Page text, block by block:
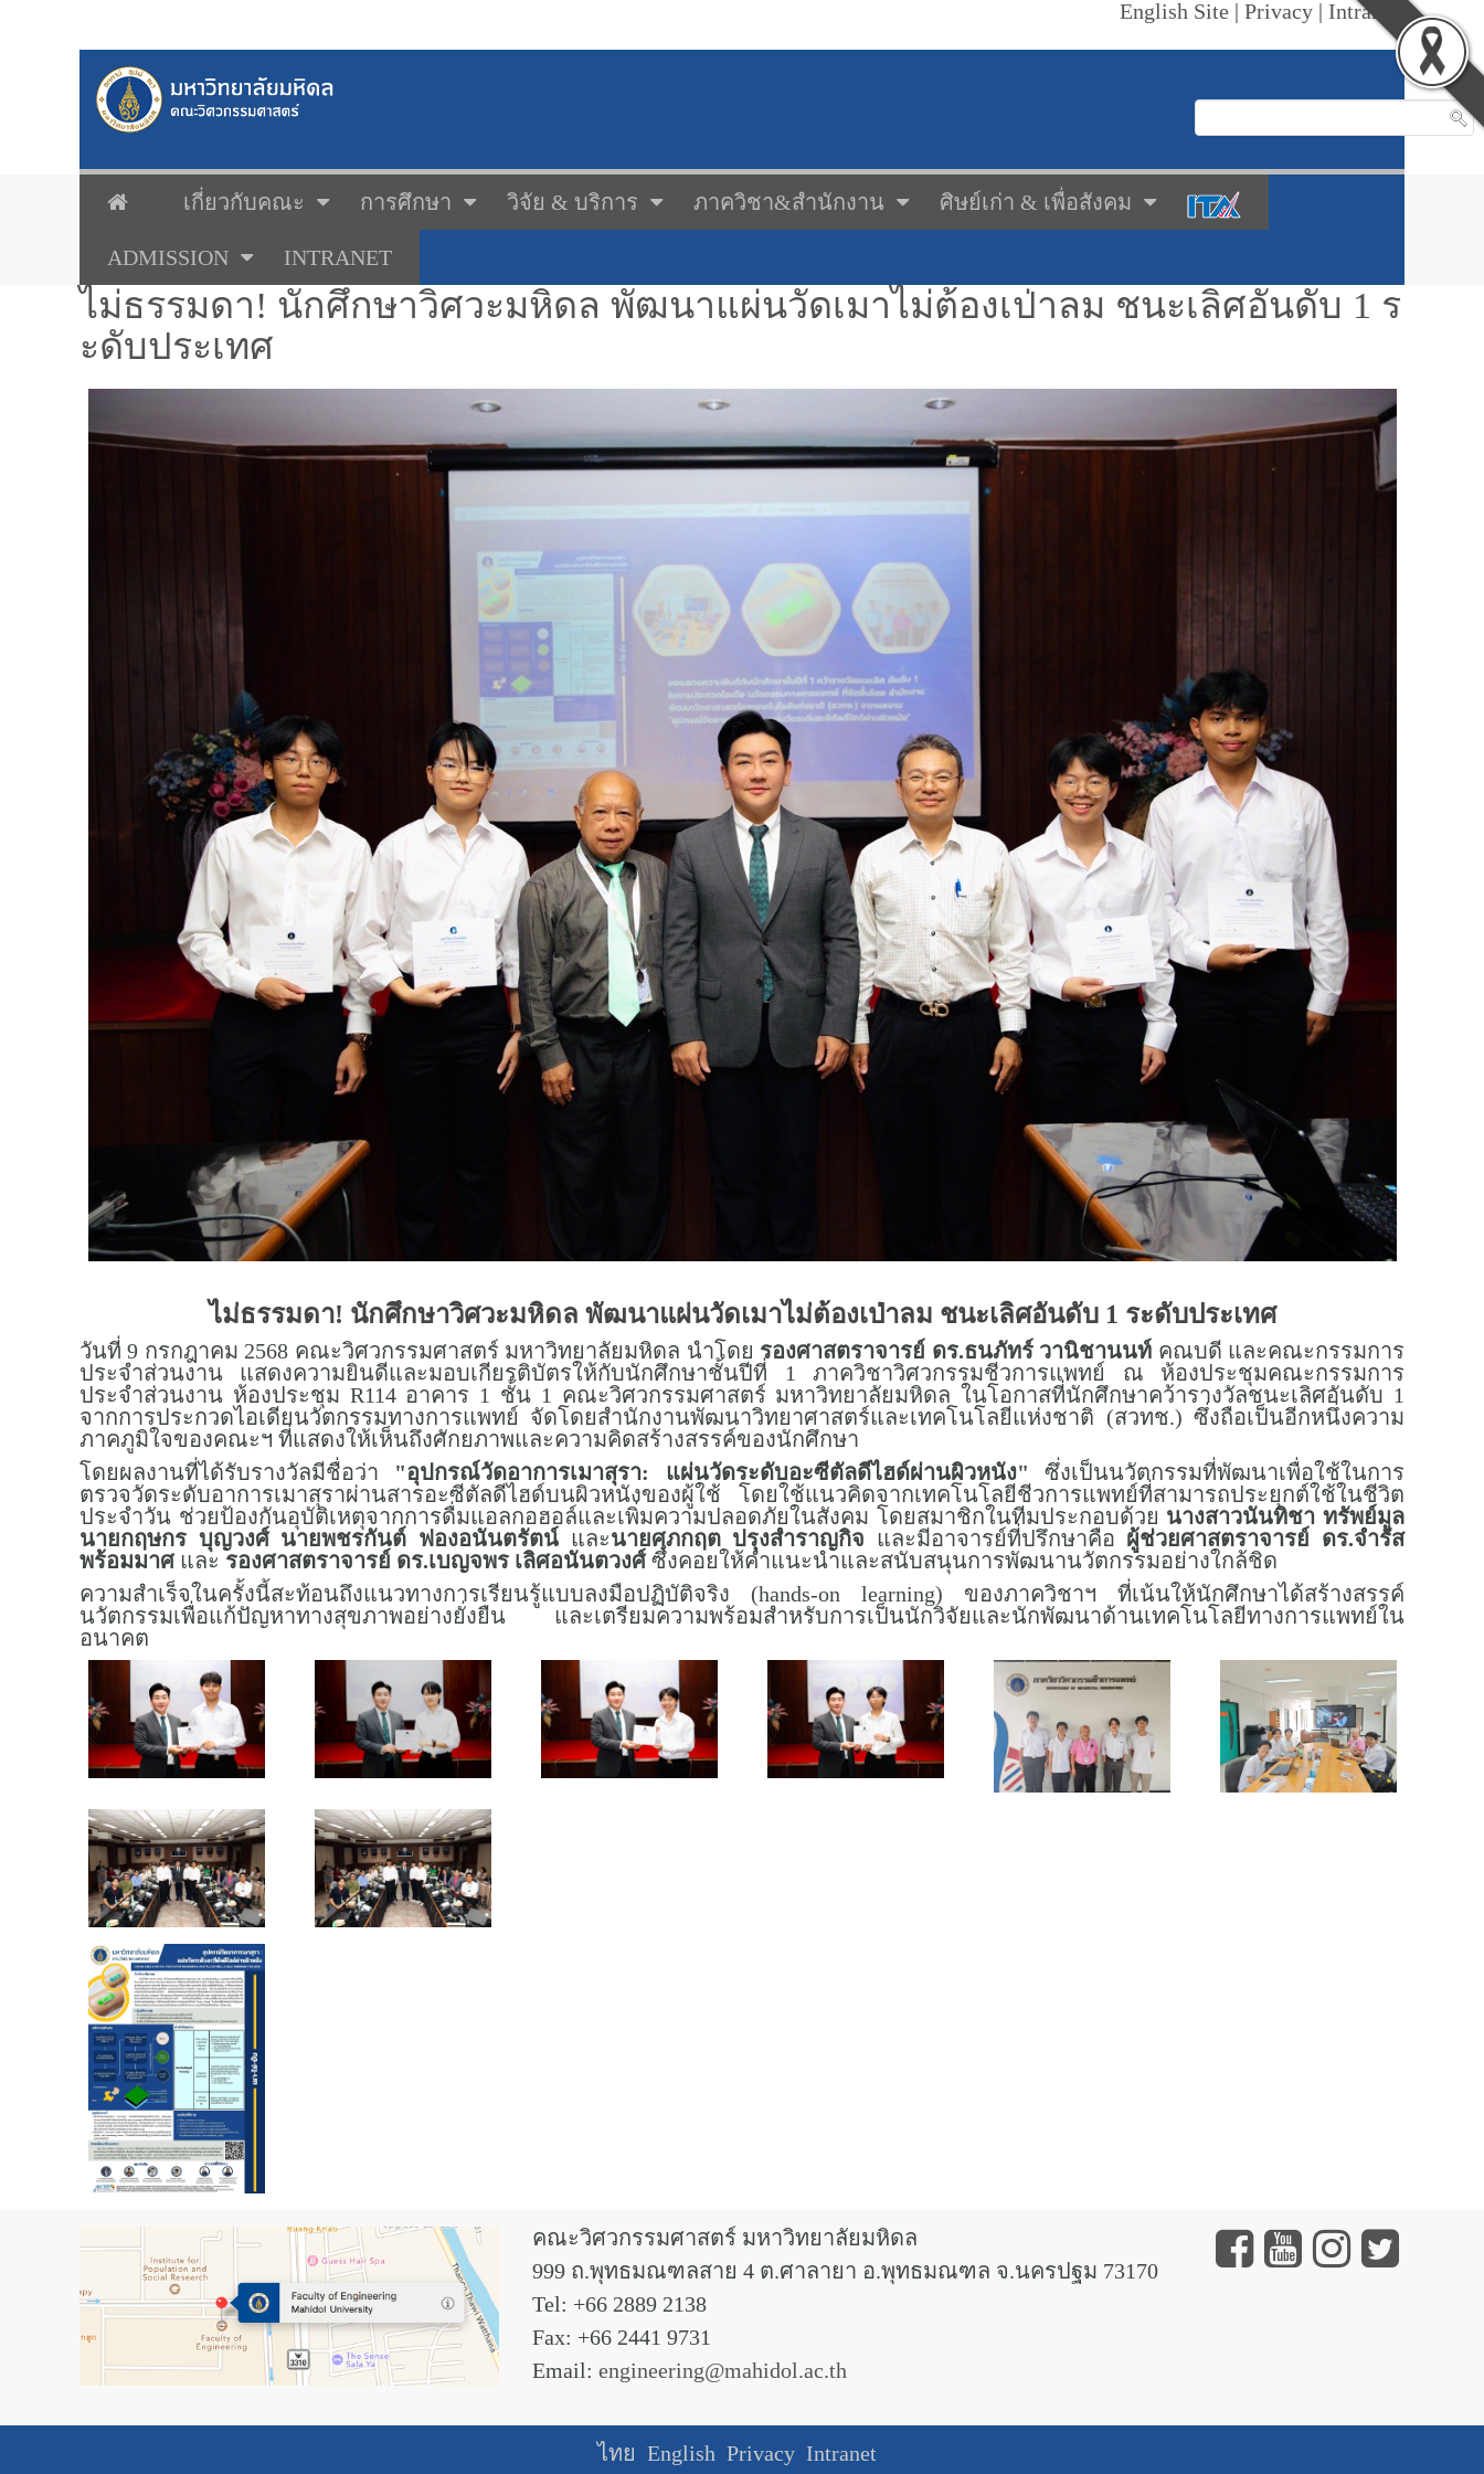
English Site | Privacy | Intranet
เกี่ยวกับคณะ การศึกษา วิจัย & บริการ ภาควิชา&สำนักงาน ศิษย์เก่า & เพื่อสังคม
ADMISSION INTRANET
ไม่ธรรมดา! นักศึกษาวิศวะมหิดล พัฒนาแผ่นวัดเมาไม่ต้องเป่าลม ชนะเลิศอันดับ 1 ร
ะดับประเทศ
ไม่ธรรมดา! นักศึกษาวิศวะมหิดล พัฒนาแผ่นวัดเมาไม่ต้องเป่าลม ชนะเลิศอันดับ 1 ระดับประเทศ
วันที่ 9 กรกฎาคม 2568 คณะวิศวกรรมศาสตร์ มหาวิทยาลัยมหิดล นำโดย รองศาสตราจารย์ ดร.ธนภัทร์ วานิชานนท์ คณบดี และคณะกรรมการ
ประจำส่วนงาน แสดงความยินดีและมอบเกียรติบัตรให้กับนักศึกษาชั้นปีที่ 1 ภาควิชาวิศวกรรมชีวการแพทย์ ณ ห้องประชุมคณะกรรมการ
ประจำส่วนงาน ห้องประชุม R114 อาคาร 1 ชั้น 1 คณะวิศวกรรมศาสตร์ มหาวิทยาลัยมหิดล ในโอกาสที่นักศึกษาคว้ารางวัลชนะเลิศอันดับ 1
จากการประกวดไอเดียนวัตกรรมทางการแพทย์ จัดโดยสำนักงานพัฒนาวิทยาศาสตร์และเทคโนโลยีแห่งชาติ (สวทช.) ซึ่งถือเป็นอีกหนึ่งความ
ภาคภูมิใจของคณะฯ ที่แสดงให้เห็นถึงศักยภาพและความคิดสร้างสรรค์ของนักศึกษา
โดยผลงานที่ได้รับรางวัลมีชื่อว่า "อุปกรณ์วัดอาการเมาสุรา: แผ่นวัดระดับอะซีตัลดีไฮด์ผ่านผิวหนัง" ซึ่งเป็นนวัตกรรมที่พัฒนาเพื่อใช้ในการ
ตรวจวัดระดับอาการเมาสุราผ่านสารอะซีตัลดีไฮด์บนผิวหนังของผู้ใช้ โดยใช้แนวคิดจากเทคโนโลยีชีวการแพทย์ที่สามารถประยุกต์ใช้ในชีวิต
ประจำวัน ช่วยป้องกันอุบัติเหตุจากการดื่มแอลกอฮอล์และเพิ่มความปลอดภัยในสังคม โดยสมาชิกในทีมประกอบด้วย นางสาวนันทิชา ทรัพย์มูล
นายกฤษกร บุญวงศ์ นายพชรกันต์ ฟองอนันตรัตน์และนายศุภกฤต ปรุงสำราญกิจ และมีอาจารย์ที่ปรึกษาคือ ผู้ช่วยศาสตราจารย์ ดร.จำรัส
พร้อมมาศและ รองศาสตราจารย์ ดร.เบญจพร เลิศอนันตวงศ์ซึ่งคอยให้คำแนะนำและสนับสนุนการพัฒนานวัตกรรมอย่างใกล้ชิด
ความสำเร็จในครั้งนี้สะท้อนถึงแนวทางการเรียนรู้แบบลงมือปฏิบัติจริง (hands-on learning) ของภาควิชาฯ ที่เน้นให้นักศึกษาได้สร้างสรรค์
นวัตกรรมเพื่อแก้ปัญหาทางสุขภาพอย่างยั่งยืน และเตรียมความพร้อมสำหรับการเป็นนักวิจัยและนักพัฒนาด้านเทคโนโลยีทางการแพทย์ใน
อนาคต
คณะวิศวกรรมศาสตร์ มหาวิทยาลัยมหิดล
999 ถ.พุทธมณฑลสาย 4 ต.ศาลายา อ.พุทธมณฑล จ.นครปฐม 73170
Tel: +66 2889 2138
Fax: +66 2441 9731
Email: engineering@mahidol.ac.th
ไทย English Privacy Intranet